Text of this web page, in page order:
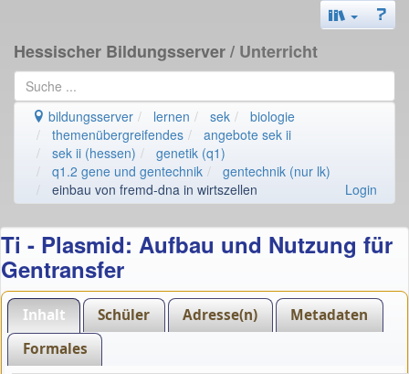
Hessischer Bildungsserver/ Unterricht
bildungsserver lernen sek
biologie
themenübergreifendes
angebote sek ii
sek ii (hessen)
genetik (q1)
q1.2 gene und gentechnik
gentechnik (nur lk)
einbau von fremd-dna in wirtszellen
Login
Ti - Plasmid: Aufbau und Nutzung für
Gentransfer
Inhalt Schüler Adresse(n)
Metadaten
Formales